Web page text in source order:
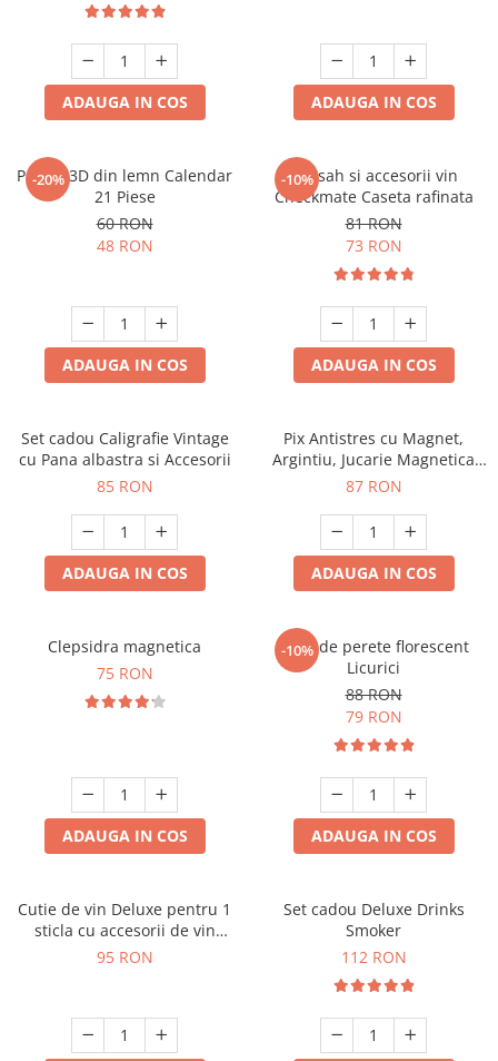
ADAUGA IN COS ADAUGA IN COS
-20%
Puzzle 3D din lemn Calendar
21 Piese
60 RON
48 RON
ADAUGA IN COS
-10%
Set sah si accesorii vin
Checkmate Caseta rafinata
81 RON
73 RON
ADAUGA IN COS
Set cadou Caligrafie Vintage
cu Pana albastra si Accesorii
85 RON
ADAUGA IN COS
Pix Antistres cu Magnet,
Argintiu, Jucarie Magnetica
pentru Birou
87 RON
ADAUGA IN COS
Clepsidra magnetica
75 RON
ADAUGA IN COS
-10%
Ceas de perete florescent
Licurici
88 RON
79 RON
ADAUGA IN COS
Cutie de vin Deluxe pentru 1
sticla cu accesorii de vin
incluse interior oranj
95 RON
Set cadou Deluxe Drinks
Smoker
112 RON